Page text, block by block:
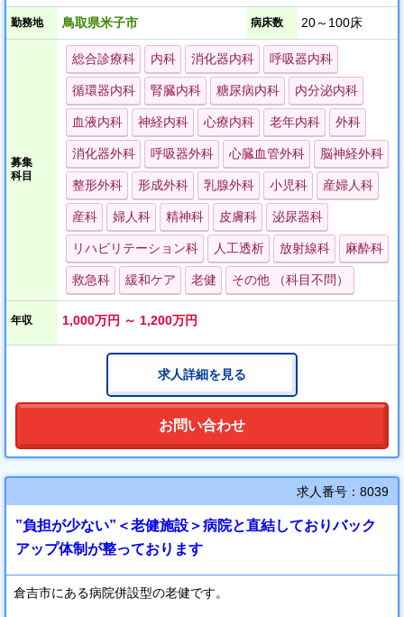
す。
勤務地 鳥取県米子市 病床数 20～100床
募集
科目
総合診療科 内科 消化器内科 呼吸器内科
循環器内科 腎臓内科 糖尿病内科 内分泌内科
血液内科 神経内科 心療内科 老年内科 外科
消化器外科 呼吸器外科 心臓血管外科 脳神経外科
整形外科 形成外科 乳腺外科 小児科 産婦人科
産科 婦人科 精神科 皮膚科 泌尿器科
リハビリテーション科 人工透析 放射線科 麻酔科
救急科 緩和ケア 老健 その他 （科目不問）
年収 1,000万円 ～ 1,200万円
求人詳細を見る
お問い合わせ
求人番号：8039
”負担が少ない”＜老健施設＞病院と直結しておりバック
アップ体制が整っております
倉吉市にある病院併設型の老健です。